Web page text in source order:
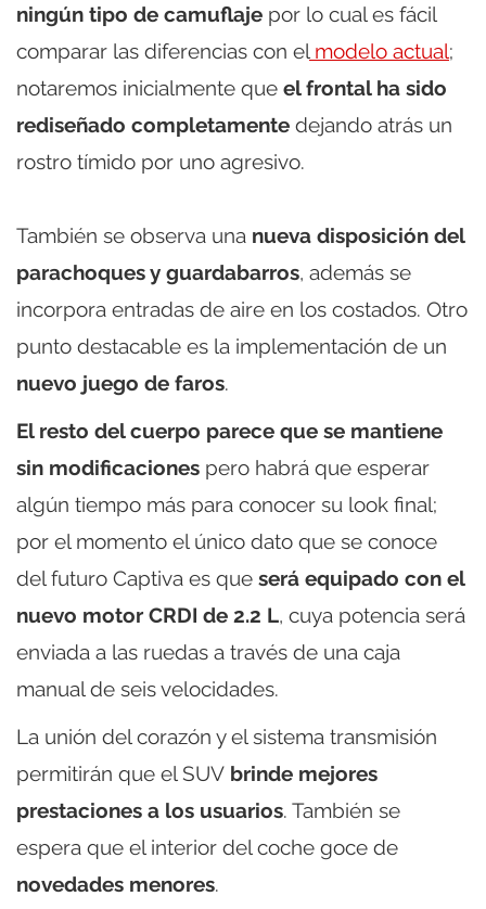
ningún tipo de camuflaje por lo cual es fácil
comparar las diferencias con elmodelo actual;
notaremos inicialmente que el frontal ha sido
rediseñado completamente dejando atrás un
rostro tímido por uno agresivo.
También se observa una nueva disposición del
parachoques y guardabarros, además se
incorpora entradas de aire en los costados. Otro
punto destacable es la implementación de un
nuevo juego de faros.
El resto del cuerpo parece que se mantiene
sin modificaciones pero habrá que esperar
algún tiempo más para conocer su look final;
por el momento el único dato que se conoce
del futuro Captiva es que será equipado con el
nuevo motor CRDI de 2.2 L, cuya potencia será
enviada a las ruedas a través de una caja
manual de seis velocidades.
La unión del corazón y el sistema transmisión
permitirán que el SUV brinde mejores
prestaciones a los usuarios. También se
espera que el interior del coche goce de
novedades menores.